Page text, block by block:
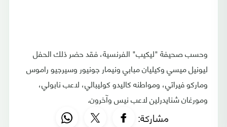
وحسب صحيفة "ليكيب" الفرنسية، فقد حضر ذلك الحفل
ليونيل ميسي وكيليان مبابي ونيمار جونيور وسيرجيو راموس
وماركو فيراتي، ومواطنه كاليدو كوليبالي، لاعب نابولي،
ومورغان شنايدرلين لاعب نيس وآخرون.
مشاركة: